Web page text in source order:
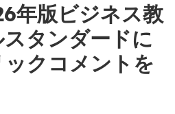
年版ビジネス教
タンダードに
クコメントを